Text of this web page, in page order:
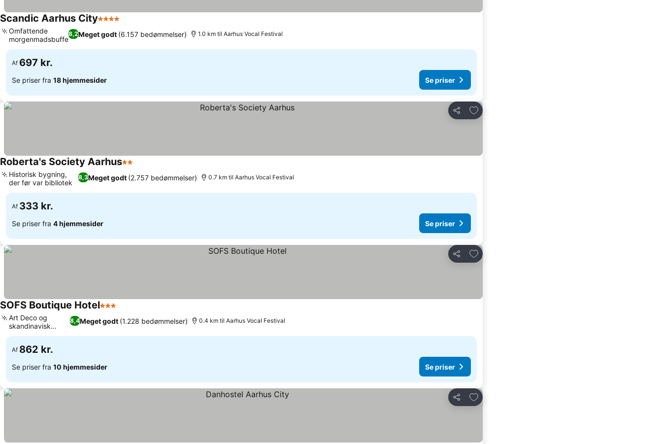
Scandic Aarhus City4 Stjerner
8,2Meget godt (6.157 bedømmelser)
Omfattende
morgenmadsbuffet
1.0 km til Aarhus Vocal Festival
Af 697 kr.
Se priser fra 18 hjemmesider Se priser
Del
Føj til favoritter
Roberta's Society Aarhus2 Stjerner
8,3Meget godt (2.757 bedømmelser)
Historisk bygning,
der før var bibliotek
0.7 km til Aarhus Vocal Festival
Af 333 kr.
Se priser fra 4 hjemmesider Se priser
Del
Føj til favoritter
SOFS Boutique Hotel3 Stjerner
8,4Meget godt (1.228 bedømmelser)
Art Deco og
skandinavisk
design
0.4 km til Aarhus Vocal Festival
Af 862 kr.
Se priser fra 10 hjemmesider Se priser
Del
Føj til favoritter